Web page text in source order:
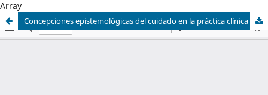
Array
Concepciones epistemológicas del cuidado en la práctica clínica de enfermería: estudio comparativo en Honduras y Guatemala